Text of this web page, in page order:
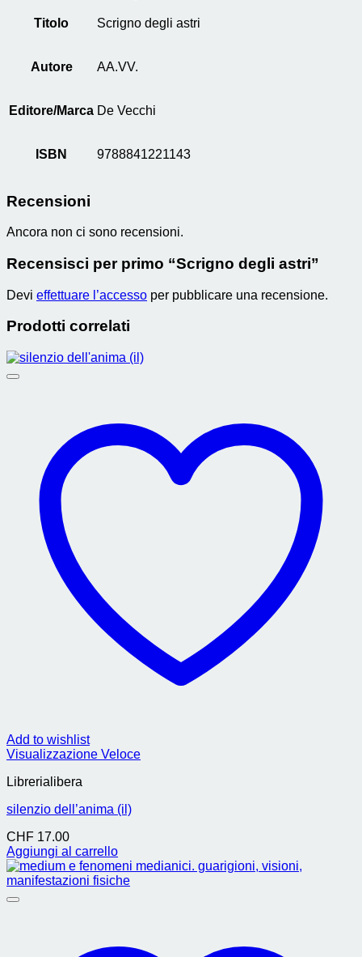
Titolo Scrigno degli astri
Autore AA.VV.
Editore/Marca De Vecchi
ISBN 9788841221143
Recensioni
Ancora non ci sono recensioni.
Recensisci per primo “Scrigno degli astri”
Devi effettuare l’accesso per pubblicare una recensione.
Prodotti correlati
Add to wishlist
Visualizzazione Veloce
Librerialibera
silenzio dell’anima (il)
CHF 17.00
Aggiungi al carrello